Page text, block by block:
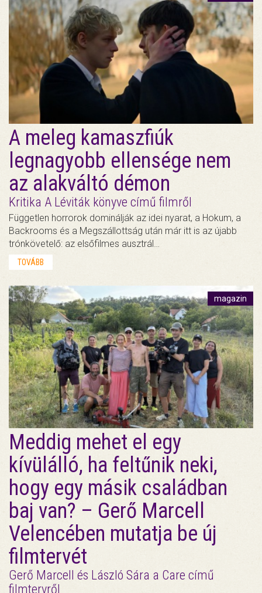
A meleg kamaszfiúk
legnagyobb ellensége nem
az alakváltó démon
Kritika A Léviták könyve című filmről
Független horrorok dominálják az idei nyarat, a Hokum, a
Backrooms és a Megszállottság után már itt is az újabb
trónkövetelő: az elsőfilmes ausztrál…
TOVÁBB
magazin
Meddig mehet el egy
kívülálló, ha feltűnik neki,
hogy egy másik családban
baj van? – Gerő Marcell
Velencében mutatja be új
filmtervét
Gerő Marcell és László Sára a Care című
filmtervről